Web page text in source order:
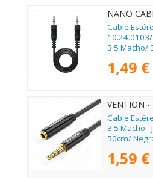
NANO
Cable
10.24.0103/
3.5 Macho/
1,49 €
VENTION
Cable
3.5 Macho -
50cm/
1,59 €